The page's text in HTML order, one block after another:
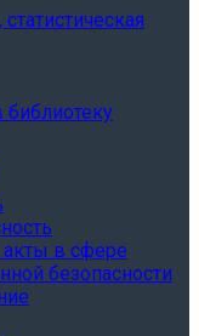
библиотеку
в сфере
безопасности